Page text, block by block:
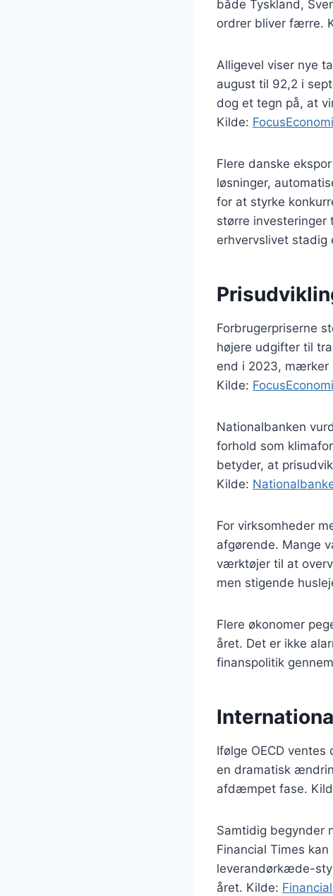
både Tyskland,
ordrer bliver færre.
Alligevel viser nye
august til 92,2 i
dog et tegn på, at
Kilde:
Flere danske
løsninger,
for at styrke
større
erhvervslivet stadig
Forbrugerpriserne
højere udgifter til
end i 2023, mærker
Kilde:
Nationalbanken
forhold som
betyder, at
Kilde:
For virksomheder
afgørende. Mange
værktøjer til at
men stigende
Flere økonomer
året. Det er ikke
finanspolitik
Ifølge OECD
en dramatisk
afdæmpet fase.
Samtidig begynder
Financial Times
leverandørkæde-
året. Kilde: